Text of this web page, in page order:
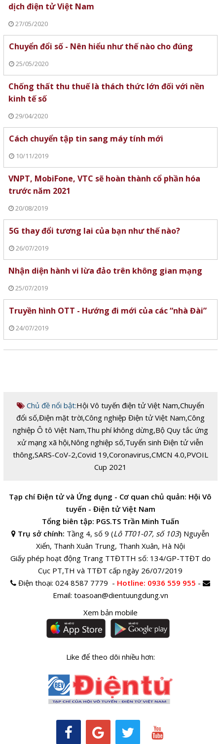
dịch điện tử Việt Nam
27/05/2020
Chuyển đổi số - Nên hiểu như thế nào cho đúng
25/05/2020
Chống thất thu thuế là thách thức lớn đối với nền
kinh tế số
29/04/2020
Cách chuyển tập tin sang máy tính mới
10/11/2019
VNPT, MobiFone, VTC sẽ hoàn thành cổ phần hóa
trước năm 2021
20/08/2019
5G thay đổi tương lai của bạn như thế nào?
26/07/2019
Nhận diện hành vi lừa đảo trên không gian mạng
25/07/2019
Truyền hình OTT - Hướng đi mới của các “nhà Đài”
24/07/2019
Chủ đề nổi bật:Hội Vô tuyến điện tử Việt Nam,Chuyển
đổi số,Điện mặt trời,Công nghiệp Điện tử Việt Nam,Công
nghiệp Ô tô Việt Nam,Thu phí không dừng,Bộ Quy tắc ứng
xử mạng xã hội,Nông nghiệp số,Tuyển sinh Điện tử viễn
thông,SARS-CoV-2,Covid 19,Coronavirus,CMCN 4.0,PVOIL
Cup 2021
Tạp chí Điện tử và Ứng dụng - Cơ quan chủ quản: Hội Vô
tuyến - Điện tử Việt Nam
Tổng biên tập: PGS.TS Trần Minh Tuấn
Trụ sở chính: Tầng 4, số 9 (Lô TT01-07, số 103) Nguyễn
Xiển, Thanh Xuân Trung, Thanh Xuân, Hà Nội
Giấy phép hoạt động Trang TTĐTTH số: 134/GP-TTĐT do
Cục PT,TH và TTĐT cấp ngày 26/07/2019
Điện thoại:024 8587 7779 - Hotline: 0936 559 955 -
Email: toasoan@dientuungdung.vn
Xem bản mobile
Like để theo dõi nhiều hơn: